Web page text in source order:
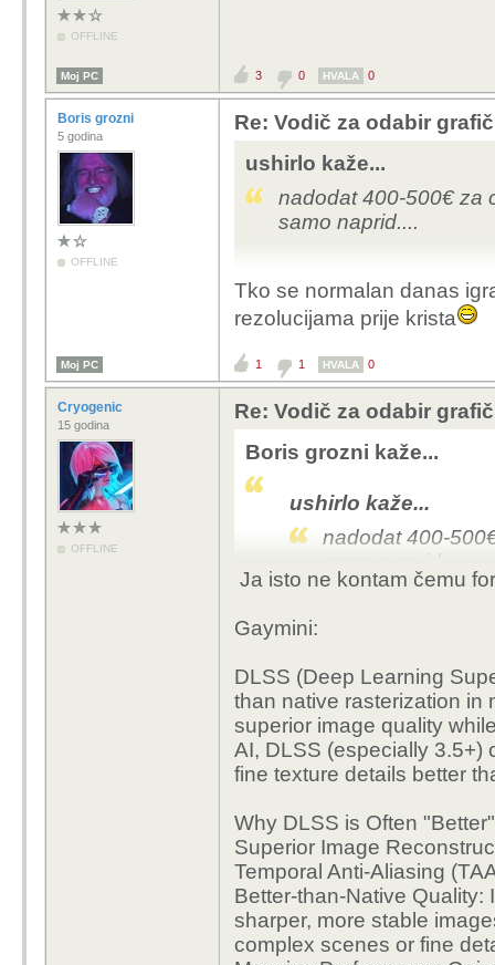
OFFLINE
Moj PC 3 0 HVALA 0
Boris grozni
5 godina
OFFLINE
Re: Vodič za odabir
ushirlo kaže...
nadodat 400-500€ za
samo naprid....
Tko se normalan danas
rezolucijama prije krista
Moj PC 1 1 HVALA 0
Cryogenic
15 godina
OFFLINE
Re: Vodič za odabir
Boris grozni kaže...
ushirlo kaže...
nadodat 400-
samo naprid....
Ja isto ne kontam čemu
Gaymini:
DLSS (Deep Learning
than native rasterization in
superior image quality
AI, DLSS (especially 3.5+)
fine texture details better
Why DLSS is Often
Superior Image
Temporal Anti-Aliasing
Better-than-Native
sharper, more stable
complex scenes or fine